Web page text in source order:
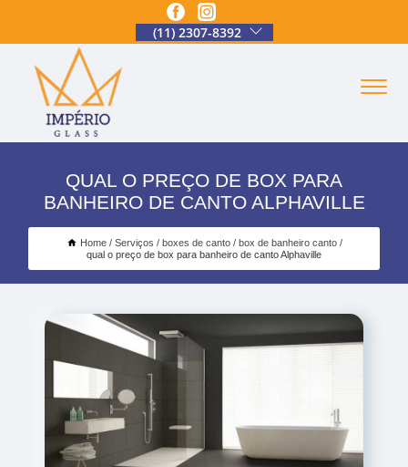
(11) 2307-8392
QUAL O PREÇO DE BOX PARA
BANHEIRO DE CANTO ALPHAVILLE
Home Serviços boxes de canto
box de banheiro canto
qual o preço de box para banheiro de canto Alphaville